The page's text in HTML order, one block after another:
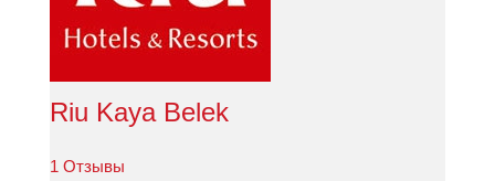
Riu Kaya Belek
1 Отзывы